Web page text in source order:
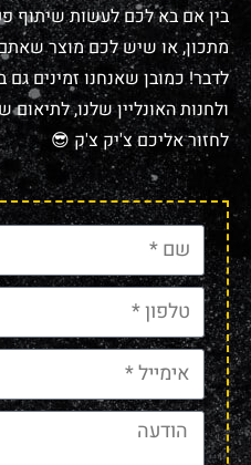
בין אם בא לכם לעשות שיתוף
מתכון, או שיש לכם מוצר
לדבר! כמובן שאנחנו זמינים
ולחנות האונליין שלנו,
לחזור אליכם צ'יק צ'ק 😎